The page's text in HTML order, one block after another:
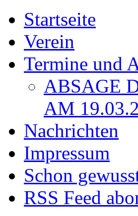
Startseite
Verein
Termine und
ABSAGE
AM
Nachrichten
Impressum
Schon
RSS Feed